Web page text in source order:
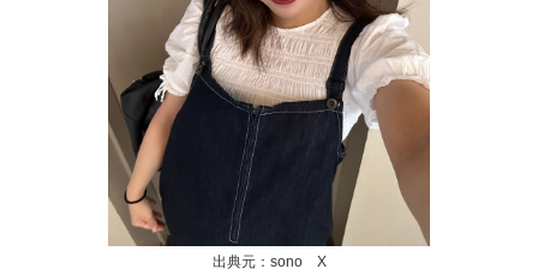
出典元：sono X